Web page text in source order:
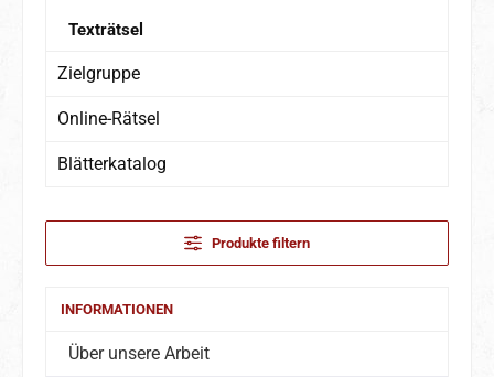
Texträtsel
Zielgruppe
Online-Rätsel
Blätterkatalog
Produkte filtern
INFORMATIONEN
Über unsere Arbeit